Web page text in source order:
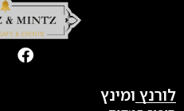
לורנץ ומינץ